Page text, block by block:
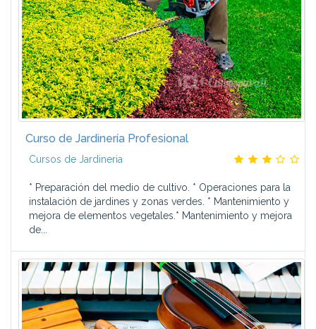
Curso de Jardinería Profesional
Cursos de Jardineria
* Preparación del medio de cultivo. * Operaciones para la
instalación de jardines y zonas verdes. * Mantenimiento y
mejora de elementos vegetales.* Mantenimiento y mejora
de...